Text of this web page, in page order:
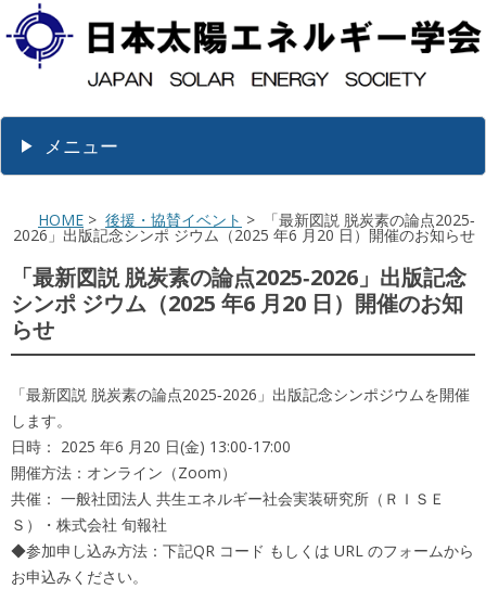
メニュー
HOME > 後援・協賛イベント > 「最新図説 脱炭素の論点2025‐
2026」出版記念シンポ ジウム（2025 年6 月20 日）開催のお知らせ
「最新図説 脱炭素の論点2025‐2026」出版記念
シンポ ジウム（2025 年6 月20 日）開催のお知
らせ
「最新図説 脱炭素の論点2025‐2026」出版記念シンポジウムを開催
します。
日時： 2025 年6 月20 日(金) 13:00-17:00
開催方法：オンライン（Zoom）
共催： 一般社団法人 共生エネルギー社会実装研究所（ＲＩＳＥ
Ｓ）・株式会社 旬報社
◆参加申し込み方法：下記QR コード もしくは URL のフォームから
お申込みください。